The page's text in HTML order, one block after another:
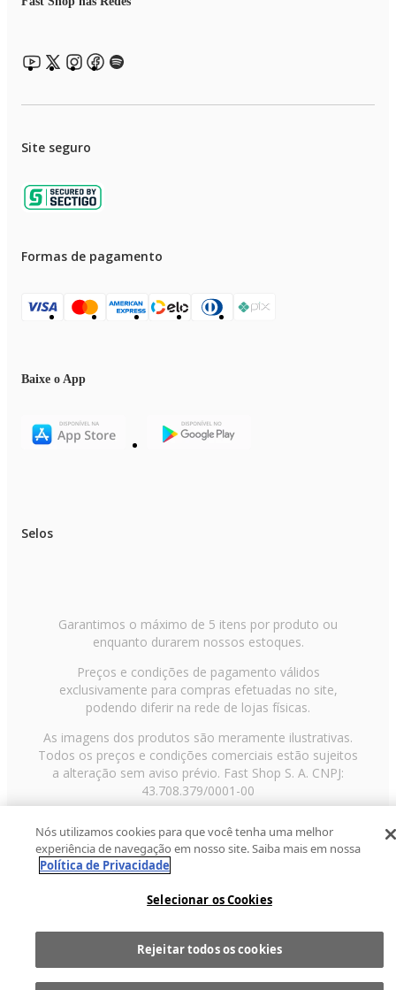
Site seguro
Formas de pagamento
Baixe o App
Selos
Garantimos o máximo de 5 itens por produto ou
enquanto durarem nossos estoques.
Preços e condições de pagamento válidos
exclusivamente para compras efetuadas no site,
podendo diferir na rede de lojas físicas.
As imagens dos produtos são meramente ilustrativas.
Todos os preços e condições comerciais estão sujeitos
a alteração sem aviso prévio. Fast Shop S. A. CNPJ:
43.708.379/0001-00
Paulo/SP, CEP 02029-001, Telefone: 11 3003-3728 ©
2013 Fast Shop - Todos os direitos reservadosRF
Nós utilizamos cookies para que você tenha uma melhor
experiência de navegação em nosso site. Saiba mais em nossa
Política de Privacidade
Selecionar os Cookies
Rejeitar todos os cookies